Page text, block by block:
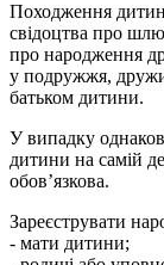
Походження
свідоцтва про
про народження
у подружжя,
батьком дитини.
У випадку
дитини на самій
обов’язкова.
Зареєструвати
- мати дитини;